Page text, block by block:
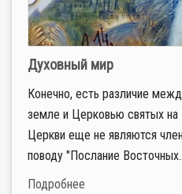
Духовный мир
Конечно, есть различие
земле и Церковью святых
Церкви еще не являются
поводу "Послание
Подробнее